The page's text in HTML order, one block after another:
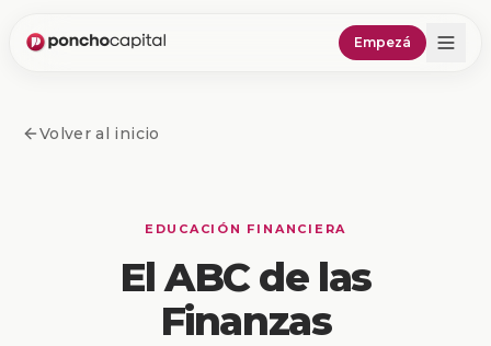
Empezá
Volver al inicio
EDUCACIÓN FINANCIERA
El ABC de las
Finanzas